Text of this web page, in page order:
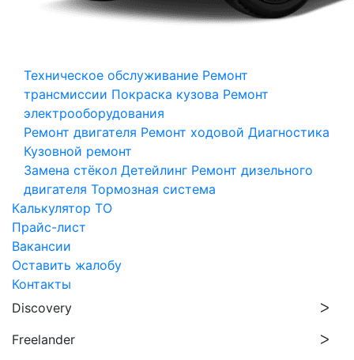
Техническое обслуживание Ремонт
трансмиссии Покраска кузова Ремонт
электрооборудования
Ремонт двигателя Ремонт ходовой Диагностика
Кузовной ремонт
Замена стёкол Детейлинг Ремонт дизельного
двигателя Тормозная система
Калькулятор ТО
Прайс-лист
Вакансии
Оставить жалобу
Контакты
Discovery
Freelander